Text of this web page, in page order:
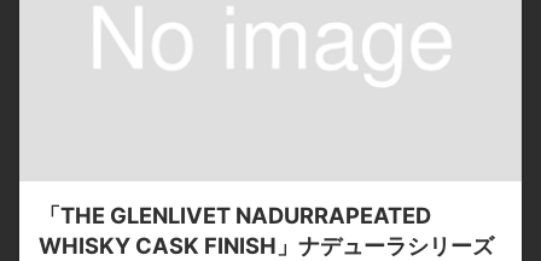
「THE GLENLIVET NADURRAPEATED
WHISKY CASK FINISH」ナデューラシリーズ